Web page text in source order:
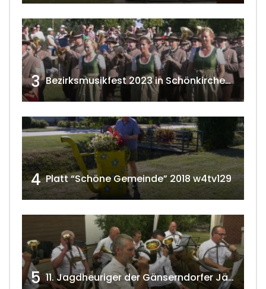
3 Bezirksmusikfest 2023 in Schönkirchen-Reyersdorf
4 Platt “Schöne Gemeinde” 2018 w4tv129
5 11. Jagdheuriger der Gänserndorfer Jäger 2020 w4tv166